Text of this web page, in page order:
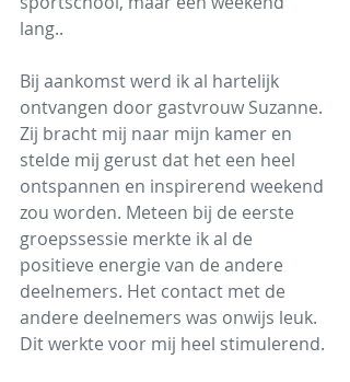
lang..
Bij aankomst werd ik al hartelijk
ontvangen door gastvrouw Suzanne.
Zij bracht mij naar mijn kamer en
stelde mij gerust dat het een heel
ontspannen en inspirerend weekend
zou worden. Meteen bij de eerste
groepssessie merkte ik al de
positieve energie van de andere
deelnemers. Het contact met de
andere deelnemers was onwijs leuk.
Dit werkte voor mij heel stimulerend.